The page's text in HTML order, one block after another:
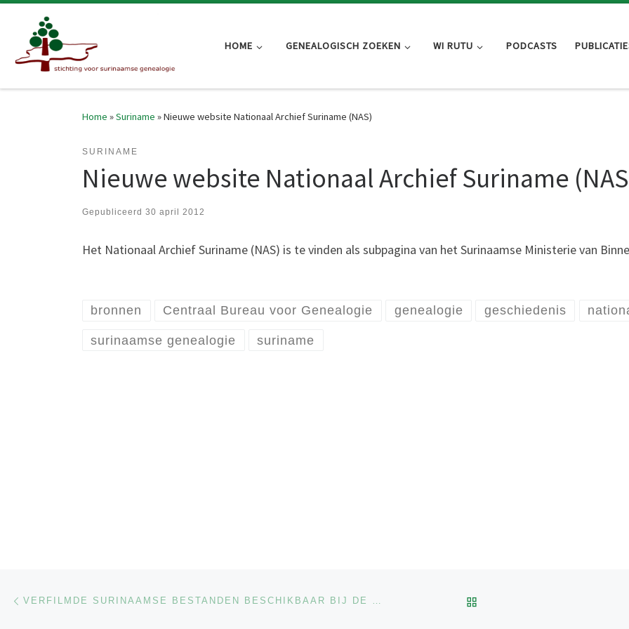
Skip to content
HOME GENEALOGISCH ZOEKEN WI RUTU PODCASTS
Home »Suriname »Nieuwe website Nationaal Archief Suriname (NAS)
SURINAME
Nieuwe website Nationaal Archief Suriname
Gepubliceerd 30 april 2012
Het Nationaal Archief Suriname (NAS) is te vinden als subpagina van het Surinaamse Ministerie van
bronnen Centraal Bureau voor Genealogie genealogie geschiedenis
surinaamse genealogie suriname
Berichtnavigatie VERFILMDE SURINAAMSE BESTANDEN BESCHIKBAAR BIJ DE STUDIEZAAL CBG